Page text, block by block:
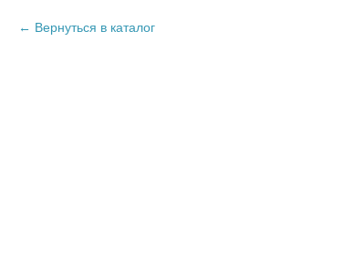
Вернуться в каталог